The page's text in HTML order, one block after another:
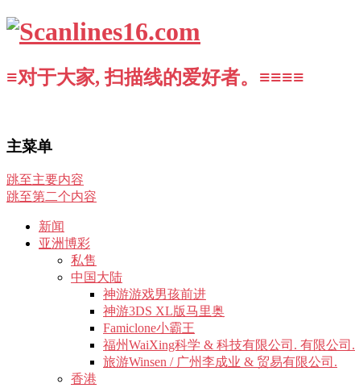
≡对于大家, 扫描线的爱好者。≡≡≡≡
主菜单
跳至主要内容
跳至第二个内容
新闻
亚洲博彩
私售
中国大陆
神游游戏男孩前进
神游3DS XL版马里奥
Famiclone小霸王
福州WaiXing科学 & 科技有限公司. 有限公司.
旅游Winsen / 广州李成业 & 贸易有限公司.
香港